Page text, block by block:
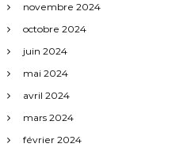
novembre 2024
octobre 2024
juin 2024
mai 2024
avril 2024
mars 2024
février 2024